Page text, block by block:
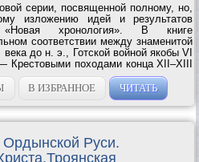
серии, посвященной полному, но,
изложению идей и результатов
«Новая хронология». В книге
соответствии между знаменитой
до н. э., Готской войной якобы VI
Крестовыми походами конца XII–XIII
что Троянская и Готская войны
В ИЗБРАННОЕ ЧИТАТЬ
Руси.